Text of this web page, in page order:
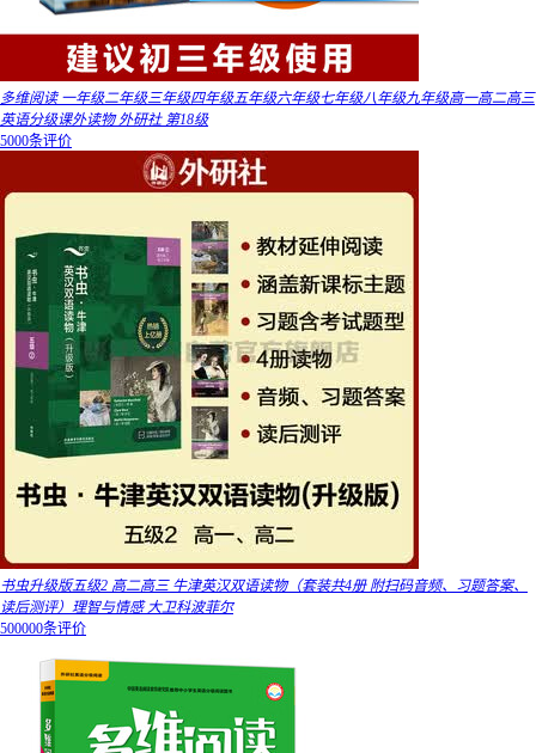
多维阅读 一年级二年级三年级四年级五年级六年级七年级八年级九年级高一高二高三
英语分级课外读物 外研社 第18级
5000条评价
书虫升级版五级2 高二高三 牛津英汉双语读物（套装共4册 附扫码音频、习题答案、
读后测评）理智与情感 大卫科波菲尔
500000条评价